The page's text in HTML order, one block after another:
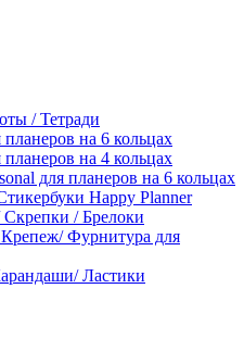
/ Тетради
на 6 кольцах
на 4 кольцах
для планеров на 6 кольцах
Happy Planner
/ Брелоки
Фурнитура для
Ластики